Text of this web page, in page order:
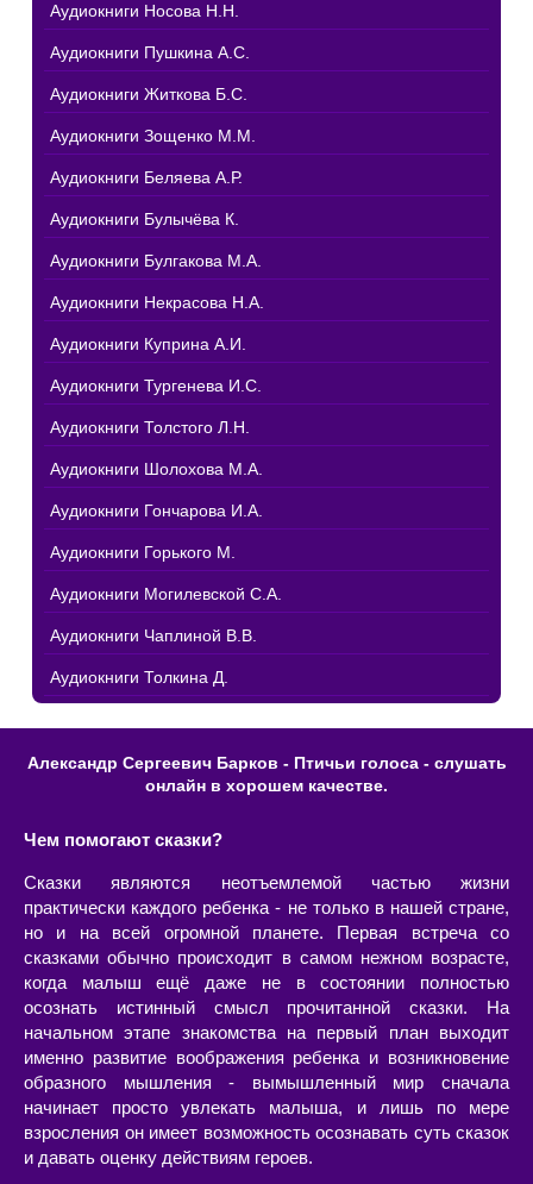
Аудиокниги Носова Н.Н.
Аудиокниги Пушкина А.С.
Аудиокниги Житкова Б.С.
Аудиокниги Зощенко М.М.
Аудиокниги Беляева А.Р.
Аудиокниги Булычёва К.
Аудиокниги Булгакова М.А.
Аудиокниги Некрасова Н.А.
Аудиокниги Куприна А.И.
Аудиокниги Тургенева И.С.
Аудиокниги Толстого Л.Н.
Аудиокниги Шолохова М.А.
Аудиокниги Гончарова И.А.
Аудиокниги Горького М.
Аудиокниги Могилевской С.А.
Аудиокниги Чаплиной В.В.
Аудиокниги Толкина Д.
Александр Сергеевич Барков - Птичьи голоса - слушать
онлайн в хорошем качестве.
Чем помогают сказки?
Сказки являются неотъемлемой частью жизни
практически каждого ребенка - не только в нашей стране,
но и на всей огромной планете. Первая встреча со
сказками обычно происходит в самом нежном возрасте,
когда малыш ещё даже не в состоянии полностью
осознать истинный смысл прочитанной сказки. На
начальном этапе знакомства на первый план выходит
именно развитие воображения ребенка и возникновение
образного мышления - вымышленный мир сначала
начинает просто увлекать малыша, и лишь по мере
взросления он имеет возможность осознавать суть сказок
и давать оценку действиям героев.